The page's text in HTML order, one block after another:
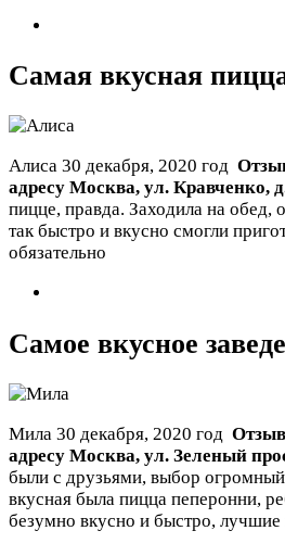
Самая вкусная
Алиса 30 декабря, 2020 год
адресу Москва, ул. Кравченко,
пицце, правда. Заходила на обед,
так быстро и вкусно смогли
обязательно
Самое вкусное
Мила 30 декабря, 2020 год
адресу Москва, ул. Зеленый
были с друзьями, выбор
вкусная была пицца пеперонни,
безумно вкусно и быстро, лучшие